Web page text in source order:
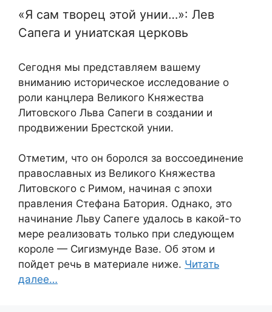
«Я сам творец этой унии…»: Лев
Сапега и униатская церковь
Сегодня мы представляем вашему
вниманию историческое исследование о
роли канцлера Великого Княжества
Литовского Льва Сапеги в создании и
продвижении Брестской унии.
Отметим, что он боролся за воссоединение
православных из Великого Княжества
Литовского с Римом, начиная с эпохи
правления Стефана Батория. Однако, это
начинание Льву Сапеге удалось в какой-то
мере реализовать только при следующем
короле — Сигизмунде Вазе. Об этом и
пойдет речь в материале ниже. Читать
далее…